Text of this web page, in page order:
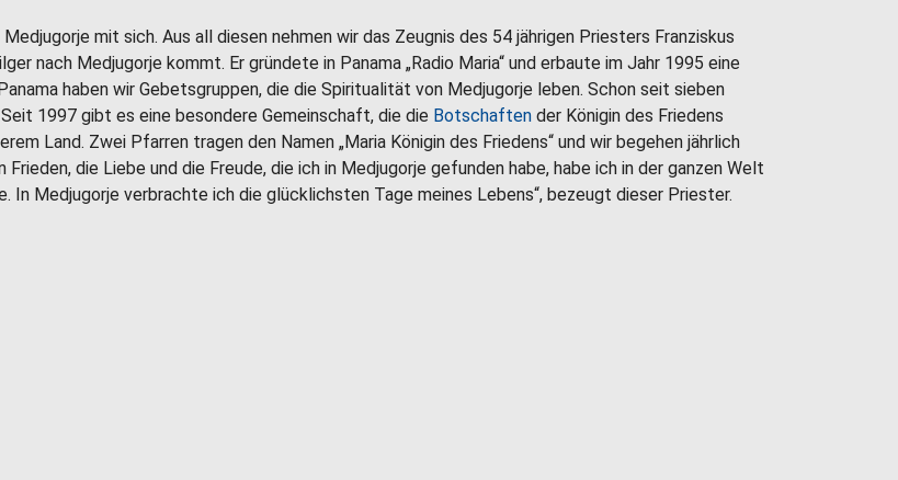
mit sich. Aus all diesen nehmen wir das Zeugnis des 54 jährigen Priesters Franziskus
nach Medjugorje kommt. Er gründete in Panama „Radio Maria“ und erbaute im Jahr 1995 eine
haben wir Gebetsgruppen, die die Spiritualität von Medjugorje leben. Schon seit sieben
1997 gibt es eine besondere Gemeinschaft, die die Botschaften der Königin des Friedens
Land. Zwei Pfarren tragen den Namen „Maria Königin des Friedens“ und wir begehen jährlich
die Liebe und die Freude, die ich in Medjugorje gefunden habe, habe ich in der ganzen Welt
In Medjugorje verbrachte ich die glücklichsten Tage meines Lebens“, bezeugt dieser Priester.